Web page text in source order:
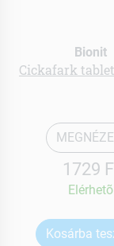
Bionit
Cickafark
1729
Elérhetõ
Kosárba